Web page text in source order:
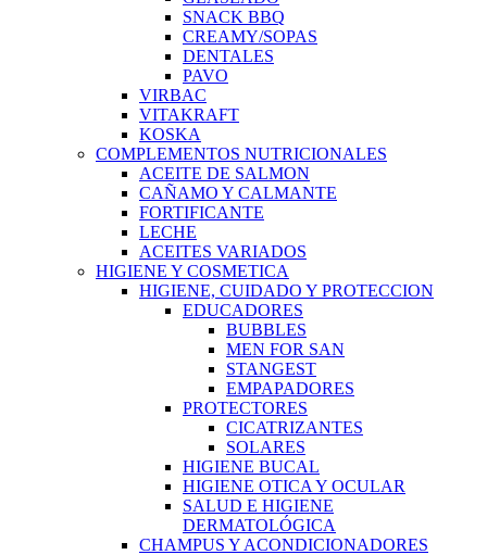
SNACK BBQ
CREAMY/SOPAS
DENTALES
PAVO
VIRBAC
VITAKRAFT
KOSKA
COMPLEMENTOS NUTRICIONALES
ACEITE DE SALMON
CAÑAMO Y CALMANTE
FORTIFICANTE
LECHE
ACEITES VARIADOS
HIGIENE Y COSMETICA
HIGIENE, CUIDADO Y PROTECCION
EDUCADORES
BUBBLES
MEN FOR SAN
STANGEST
EMPAPADORES
PROTECTORES
CICATRIZANTES
SOLARES
HIGIENE BUCAL
HIGIENE OTICA Y OCULAR
SALUD E HIGIENE
DERMATOLÓGICA
CHAMPUS Y ACONDICIONADORES